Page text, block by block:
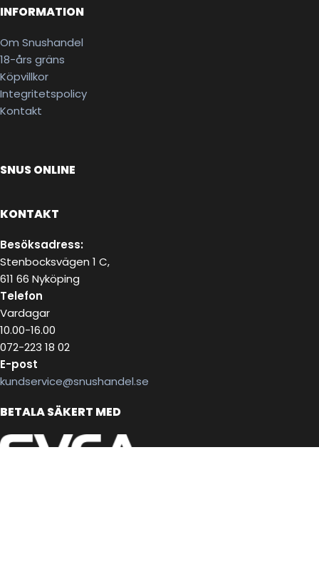
INFORMATION
Om Snushandel
18-års gräns
Köpvillkor
Integritetspolicy
Kontakt
SNUS ONLINE
KONTAKT
Besöksadress:
Stenbocksvägen 1 C,
611 66 Nyköping
Telefon
Vardagar
10.00-16.00
072-223 18 02
E-post
kundservice@snushandel.se
BETALA SÄKERT MED